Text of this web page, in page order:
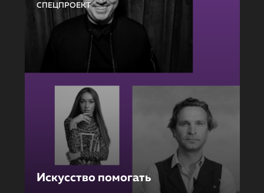
СПЕЦПРОЕКТ
Искусство помогать